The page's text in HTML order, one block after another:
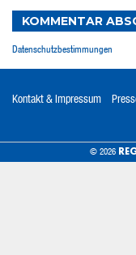
KOMMENTAR
Datenschutzbestimmungen
Kontakt & Impressum
© 2026